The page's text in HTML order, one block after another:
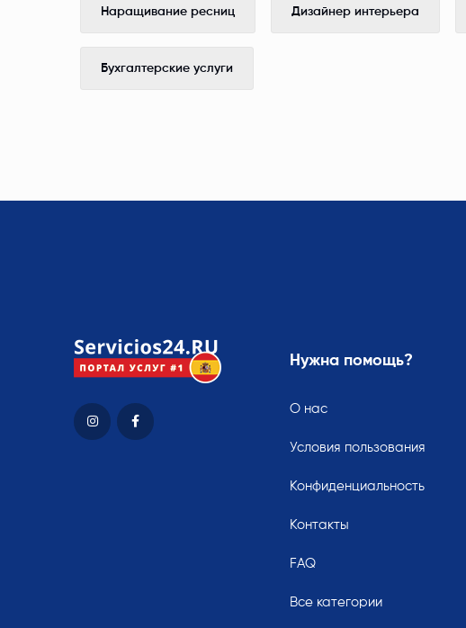
Наращивание ресниц Дизайнер интерьера
Бухгалтерские услуги
Нужна помощь?
О нас
Условия пользования
Конфиденциальность
Контакты
FAQ
Все категории